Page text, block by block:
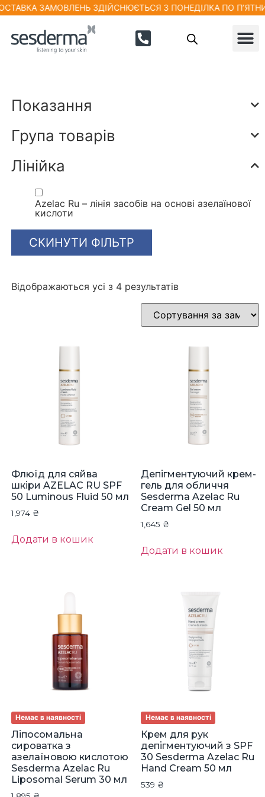
ЗАМОВЛЕНЬ ЗДІЙСНЮЄТЬСЯ З ПОНЕДІЛКА ПО
Показання
Група товарів
Лінійка
Azelac Ru – лінія засобів на основі азелаїнової
кислоти
СКИНУТИ ФІЛЬТР
Відображаються усі з 4 результатів
Флюїд для сяйва
шкіри AZELAC RU SPF
50 Luminous Fluid 50 мл
1,974 ₴
Додати в кошик
Депігментуючий крем-
гель для обличчя
Sesderma Azelac Ru
Cream Gel 50 мл
1,645 ₴
Додати в кошик
Немає в наявності
Ліпосомальна
сироватка з
азелаїновою кислотою
Sesderma Azelac Ru
Liposomal Serum 30 мл
Немає в наявності
Крем для рук
депігментуючий з SPF
30 Sesderma Azelac Ru
Hand Cream 50 мл
539 ₴